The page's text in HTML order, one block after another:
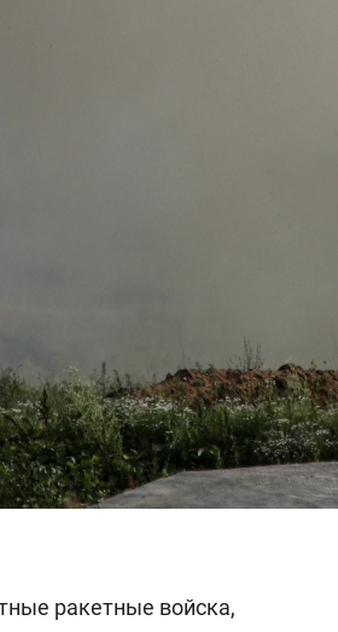
ракетные войска,